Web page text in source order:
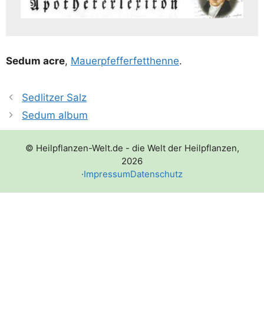
Sedum acre, Mau­er­pfef­fer­fett­hen­ne.
Sedlitzer Salz
Sedum album
© Heilpflanzen-Welt.de - die Welt der Heilpflanzen,
2026
·ImpressumDatenschutz